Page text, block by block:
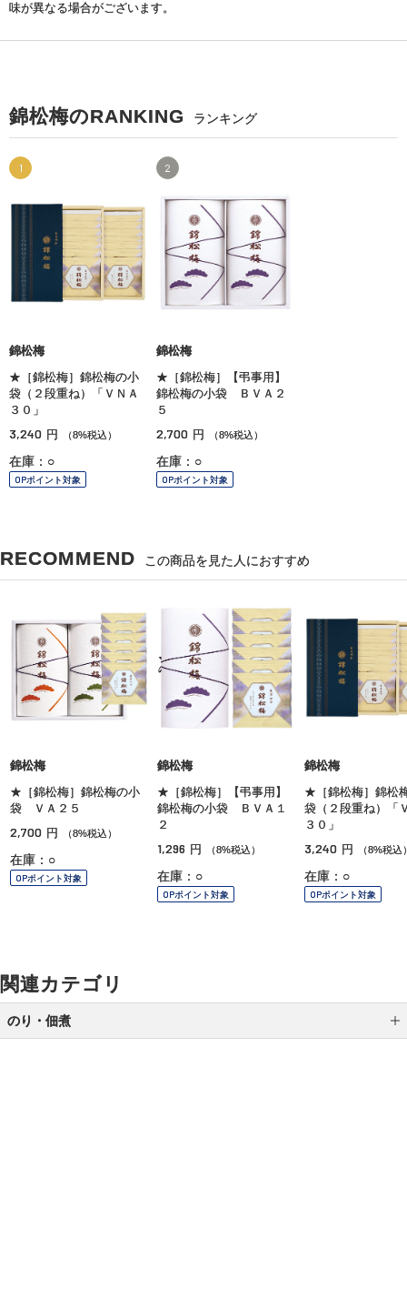
味が異なる場合がございます。
錦松梅のRANKING ランキング
1
錦松梅
★［錦松梅］錦松梅の小
袋（２段重ね）「ＶＮＡ
３０」
3,240 円 （8%税込）
在庫：○
OPポイント対象
2
錦松梅
★［錦松梅］【弔事用】
錦松梅の小袋 ＢＶＡ２
５
2,700 円 （8%税込）
在庫：○
OPポイント対象
RECOMMEND この商品を見た人におすすめ
錦松梅
★［錦松梅］錦松梅の小
袋 ＶＡ２５
2,700 円 （8%税込）
在庫：○
OPポイント対象
錦松梅
★［錦松梅］【弔事用】
錦松梅の小袋 ＢＶＡ１
２
1,296 円 （8%税込）
在庫：○
OPポイント対象
錦松梅
★［錦松梅］錦松
袋（２段重ね）「
３０」
3,240 円 （8%税込
在庫：○
OPポイント対象
関連カテゴリ
のり・佃煮